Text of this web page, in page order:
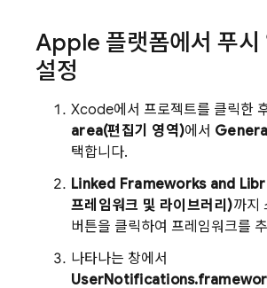
Apple 플랫폼에서 푸시
설정
Xcode에서 프로젝트를 클릭한
area(편집기 영역)에서
택합니다.
Linked Frameworks and
프레임워크 및 라이브러리)까지
버튼을 클릭하여 프레임워크를
나타나는 창에서